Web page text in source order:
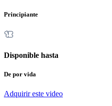
Principiante
Disponible hasta
De por vida
Adquirir este video